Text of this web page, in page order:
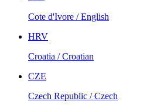
Cote d'Ivore / English
HRV
Croatia / Croatian
CZE
Czech Republic / Czech